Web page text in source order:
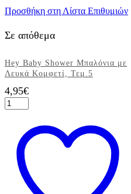
Προσθήκη στη Λίστα Επιθυμιών
Σε απόθεμα
Hey Baby Shower Μπαλόνια με
Λευκά Κομφετί, Τεμ.5
4,95€
Hey
Baby
Μπαλόνια
Λευκά
Κομφετί,
Τεμ.5
ποσότητα